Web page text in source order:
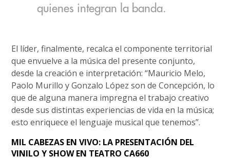
quienes integran la banda.
El líder, finalmente, recalca el componente territorial
que envuelve a la música del presente conjunto,
desde la creación e interpretación: “Mauricio Melo,
Paolo Murillo y Gonzalo López son de Concepción, lo
que de alguna manera impregna el trabajo creativo
desde sus distintas experiencias de vida en la música;
esto enriquece el lenguaje musical que tenemos”.
MIL CABEZAS EN VIVO: LA PRESENTACIÓN DEL
VINILO Y SHOW EN TEATRO CA660